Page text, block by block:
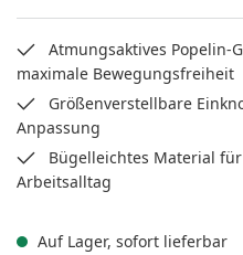
Atmungsaktives Popelin-
maximale Bewegungsfreiheit
Größenverstellbare
Anpassung
Bügelleichtes Material
Arbeitsalltag
Auf Lager, sofort lieferbar